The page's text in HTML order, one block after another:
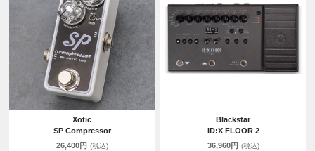
Xotic
SP Compressor
26,400円 (税込)
Blackstar
ID:X FLOOR 2
36,960円 (税込)